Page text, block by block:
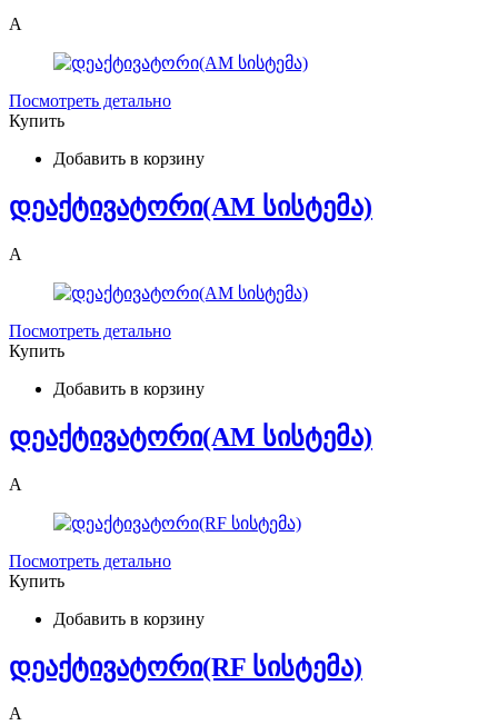
A
Посмотреть детально
Купить
Добавить в корзину
დეაქტივატორი(AM სისტემა)
A
Посмотреть детально
Купить
Добавить в корзину
დეაქტივატორი(AM სისტემა)
A
Посмотреть детально
Купить
Добавить в корзину
დეაქტივატორი(RF სისტემა)
A